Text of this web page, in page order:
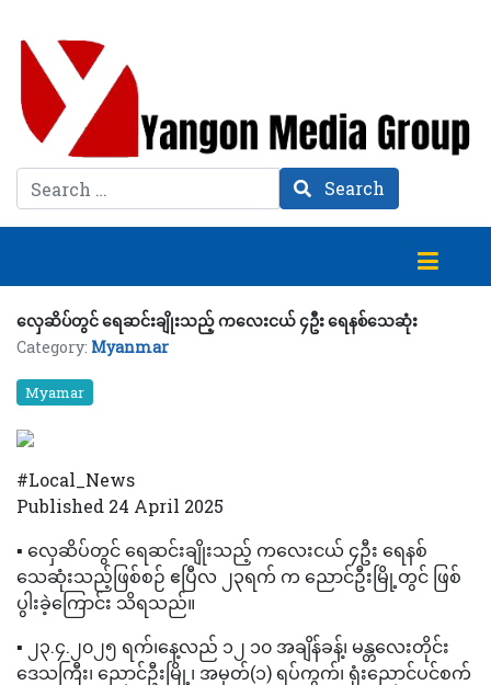
Search Search
လှေဆိပ်တွင် ရေဆင်းချိုးသည့် ကလေးငယ် ၄ဦး ရေနစ်သေဆုံး
Category: Myanmar
Myamar
#Local_News
Published 24 April 2025
▪️ လှေဆိပ်တွင် ရေဆင်းချိုးသည့် ကလေးငယ် ၄ဦး ရေနစ်
သေဆုံးသည့်ဖြစ်စဉ် ဧပြီလ ၂၃ရက် က ညောင်ဦးမြို့တွင် ဖြစ်
ပွါးခဲ့ကြောင်း သိရသည်။
▪️ ၂၃.၄.၂၀၂၅ ရက်၊နေ့လည် ၁၂ ၁၀ အချိန်ခန့်၊ မန္တလေးတိုင်း
ဒေသကြီး၊ ညောင်ဦးမြို့၊ အမှတ်(၁) ရပ်ကွက်၊ ရုံးညောင်ပင်စက်